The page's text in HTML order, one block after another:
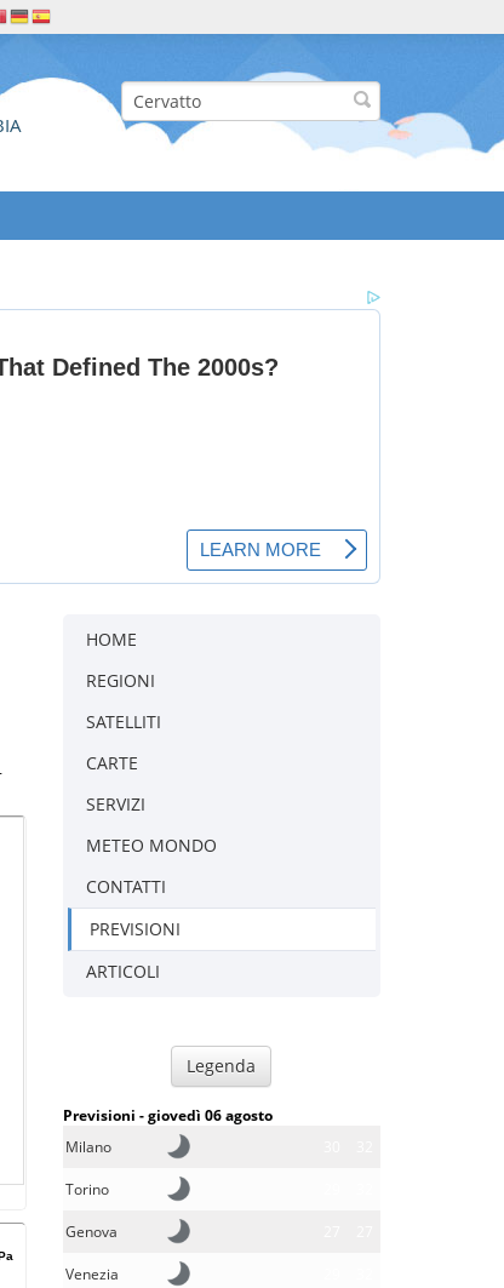
HOME
REGIONI
SATELLITI
CARTE
SERVIZI
METEO MONDO
CONTATTI
PREVISIONI
ARTICOLI
Legenda
Previsioni - giovedì 06 agosto
Milano
Torino
Genova
Venezia